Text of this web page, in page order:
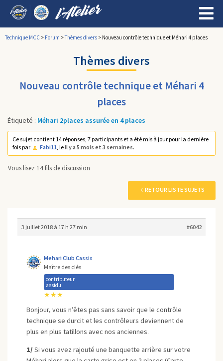
Technique MCC > Forum >Thèmes divers > Nouveau contrôle technique et Méhari 4 places
Thèmes divers
Nouveau contrôle technique et Méhari 4
places
Étiqueté : Méhari 2places assurée en 4 places
Ce sujet contient 14 réponses, 7 participants et a été mis à jour pour la dernière
fois par
Fabi11, leil y a 5 mois et 3 semaines.
Vous lisez 14 fils de discussion
RETOUR LISTE SUJETS
3 juillet 2018 à 17 h 27 min #6042
Mehari Club Cassis
Maître des clés
contributeur
assidu
★★★
Bonjour, vous n’êtes pas sans savoir que le contrôle
technique se durcit et les contrôleurs deviennent de
plus en plus tatillons avec nos anciennes.
1/ Si vous avez rajouté une banquette arrière sur votre